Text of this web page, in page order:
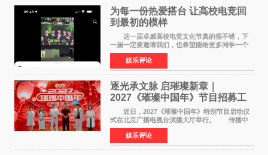
为每一份热爱搭台 让高校电竞回
到最初的模样
这一届卓威高校电竞文化节真的很不错，下
一届一定要邀请我们，也希望能给更多同学一个
来到现场的机会。 2026卓威高校电竞文化节
已经落下帷幕，在活动结束后，仍有不少高校电
竞社负责人和现
娱乐评论
逐光承文脉 启璀璨新章｜
2027《璀璨中国年》节目招募工
作圆满启动
近日，2027《璀璨中国年》特别节目启动仪
式在北京广播电视台演播大厅举行。 传播中
华优秀传统文化，弘扬纯正国风艺术，打造高规
格、高质感、正能量的文艺盛典，是璀璨中国年
矢志不渝的初心
娱乐评论